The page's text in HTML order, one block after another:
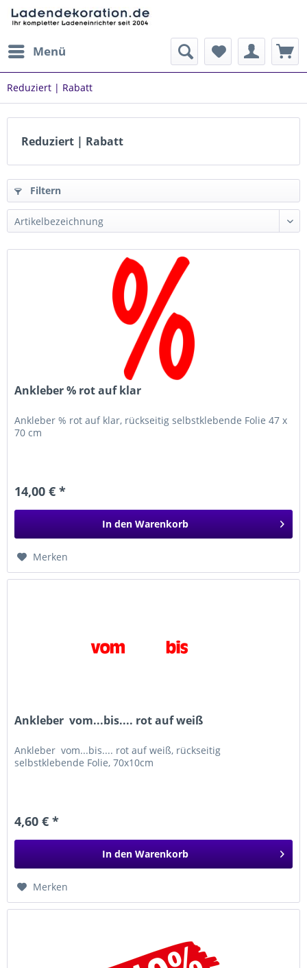
Menü
Reduziert | Rabatt
Reduziert | Rabatt
Filtern
Ankleber % rot auf klar
Ankleber % rot auf klar, rückseitig selbstklebende Folie 47 x
70 cm
14,00 € *
In den Warenkorb
Merken
Ankleber  vom...bis.... rot auf weiß
Ankleber  vom...bis.... rot auf weiß, rückseitig
selbstklebende Folie, 70x10cm
4,60 € *
In den Warenkorb
Merken